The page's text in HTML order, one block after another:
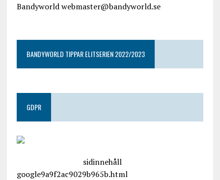
Bandyworld webmaster@bandyworld.se
BANDYWORLD TIPPAR ELITSERIEN 2022/2023
GDPR
sidinnehåll
google9a9f2ac9029b965b.html